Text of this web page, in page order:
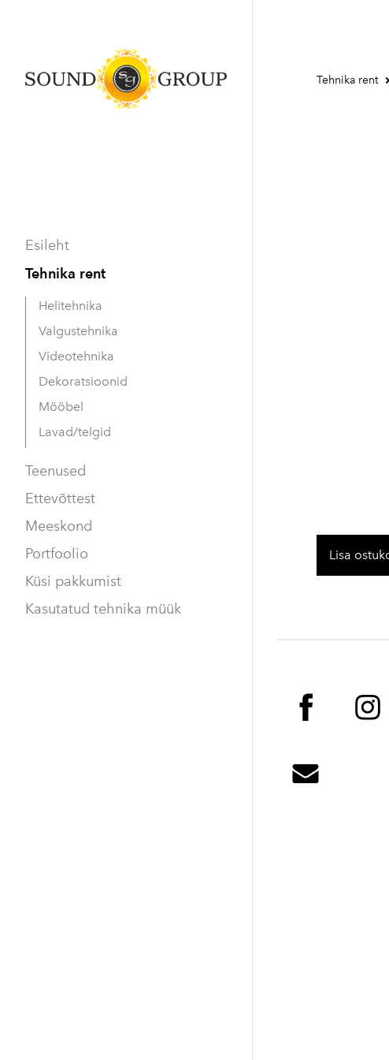
Esileht
Tehnika rent
Helitehnika
Valgustehnika
Videotehnika
Dekoratsioonid
Mööbel
Lavad/telgid
Teenused
Ettevõttest
Meeskond
Portfoolio
Küsi pakkumist
Kasutatud tehnika müük
Tehnika rent
Lisa